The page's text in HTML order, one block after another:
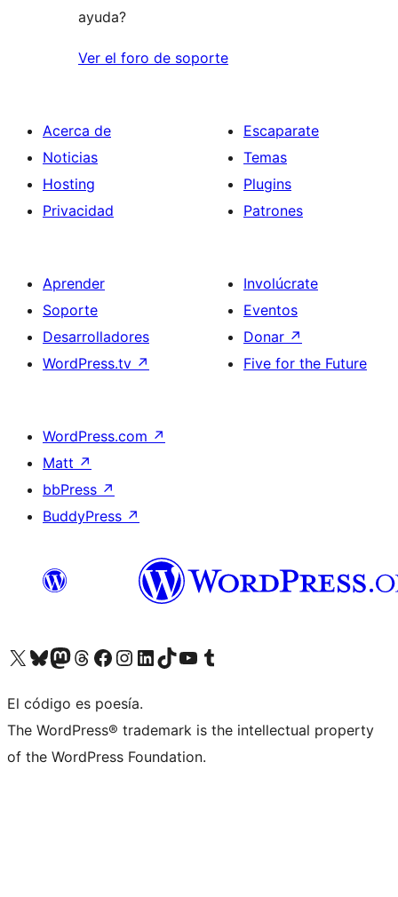
ayuda?
Ver el foro de soporte
Acerca de
Noticias
Hosting
Privacidad
Escaparate
Temas
Plugins
Patrones
Aprender
Soporte
Desarrolladores
WordPress.tv ↗
Involúcrate
Eventos
Donar ↗
Five for the Future
WordPress.com ↗
Matt ↗
bbPress ↗
BuddyPress ↗
Visita nuestra cuenta de X (anteriormente Twitter)
Visita nuestra cuenta de Bluesky
Visita nuestra cuenta de Mastodon
Visita nuestra cuenta de Threads
Visita nuestra página de Facebook
Visita nuestra cuenta de Instagram
Visita nuestra cuenta de LinkedIn
Visita nuestra cuenta de TikTok
Visita nuestro canal de YouTube
Visita nuestra cuenta de Tumblr
El código es poesía.
The WordPress® trademark is the intellectual property
of the WordPress Foundation.